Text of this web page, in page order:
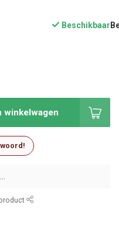
Beschikbaar
winkelwagen